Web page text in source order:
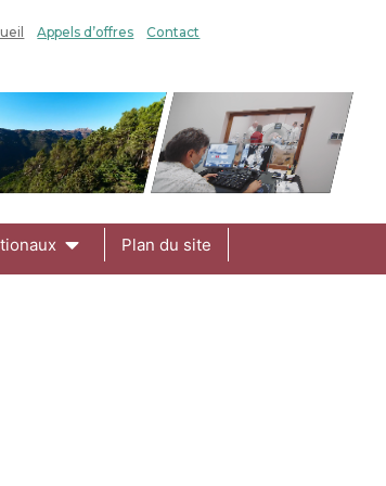
Appels d’offres Contact
Plan du site